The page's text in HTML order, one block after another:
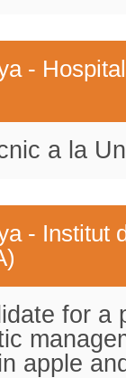
-
a la
- Institut
for a
apple